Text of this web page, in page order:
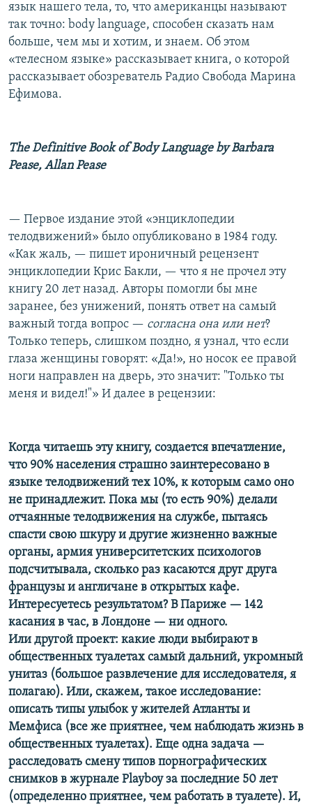
язык нашего тела, то, что американцы называют
так точно: body language, способен сказать нам
больше, чем мы и хотим, и знаем. Об этом
«телесном языке» рассказывает книга, о которой
рассказывает обозреватель Радио Свобода Марина
Ефимова.
The Definitive Book of Body Language by Barbara
Pease, Allan Pease
— Первое издание этой «энциклопедии
телодвижений» было опубликовано в 1984 году.
«Как жаль, — пишет ироничный рецензент
энциклопедии Крис Бакли, — что я не прочел эту
книгу 20 лет назад. Авторы помогли бы мне
заранее, без унижений, понять ответ на самый
важный тогда вопрос — согласна она или нет?
Только теперь, слишком поздно, я узнал, что если
глаза женщины говорят: «Да!», но носок ее правой
ноги направлен на дверь, это значит: "Только ты
меня и видел!"» И далее в рецензии:
Когда читаешь эту книгу, создается впечатление,
что 90% населения страшно заинтересовано в
языке телодвижений тех 10%, к которым само оно
не принадлежит. Пока мы (то есть 90%) делали
отчаянные телодвижения на службе, пытаясь
спасти свою шкуру и другие жизненно важные
органы, армия университетских психологов
подсчитывала, сколько раз касаются друг друга
французы и англичане в открытых кафе.
Интересуетесь результатом? В Париже — 142
касания в час, в Лондоне — ни одного.
Или другой проект: какие люди выбирают в
общественных туалетах самый дальний, укромный
унитаз (большое развлечение для исследователя, я
полагаю). Или, скажем, такое исследование:
описать типы улыбок у жителей Атланты и
Мемфиса (все же приятнее, чем наблюдать жизнь в
общественных туалетах). Еще одна задача —
расследовать смену типов порнографических
снимков в журнале Playboy за последние 50 лет
(определенно приятнее, чем работать в туалете). И,